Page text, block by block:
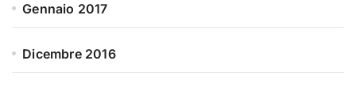
Gennaio 2017
Dicembre 2016